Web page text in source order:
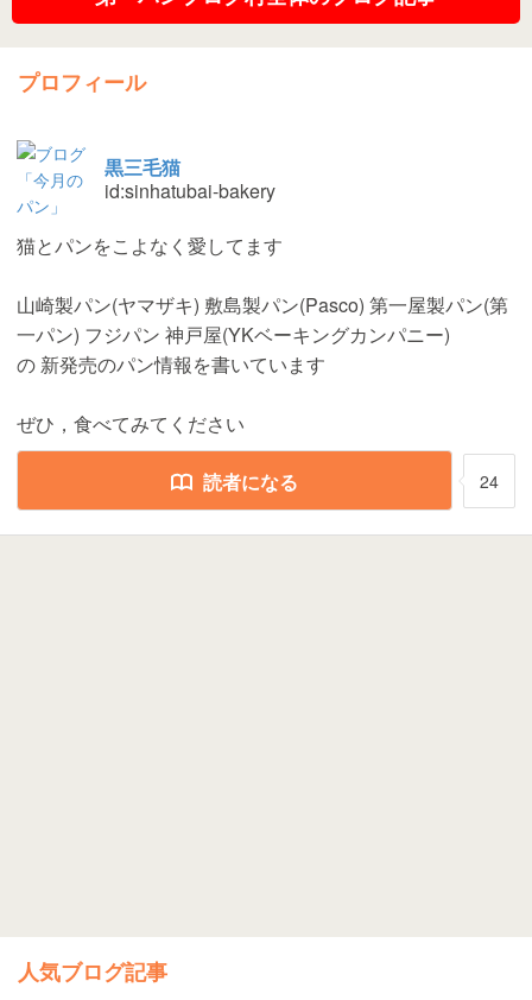
プロフィール
黒三毛猫
id:sinhatubai-bakery
猫とパンをこよなく愛してます
山崎製パン(ヤマザキ) 敷島製パン(Pasco) 第一屋製パン(第
一パン) フジパン 神戸屋(YKベーキングカンパニー)
の 新発売のパン情報を書いています
ぜひ，食べてみてください
読者になる 24
人気ブログ記事